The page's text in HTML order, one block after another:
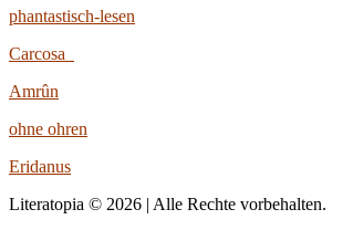
phantastisch-lesen
Carcosa
Amrûn
ohne ohren
Eridanus
Literatopia © 2026 | Alle Rechte vorbehalten.